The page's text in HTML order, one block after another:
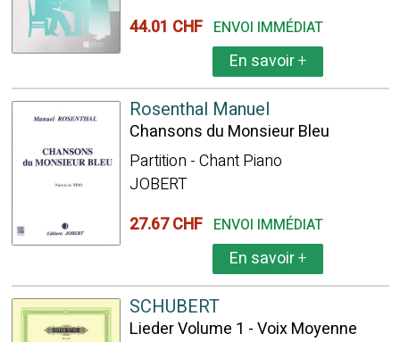
44.01 CHF ENVOI IMMÉDIAT
En savoir+
Rosenthal Manuel
Chansons du Monsieur Bleu
Partition - Chant Piano
JOBERT
27.67 CHF ENVOI IMMÉDIAT
En savoir+
SCHUBERT
Lieder Volume 1 - Voix Moyenne